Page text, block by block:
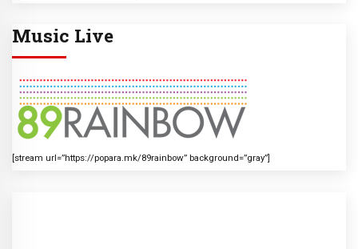
Music Live
[stream url=”https://popara.mk/89rainbow” background=”gray”]